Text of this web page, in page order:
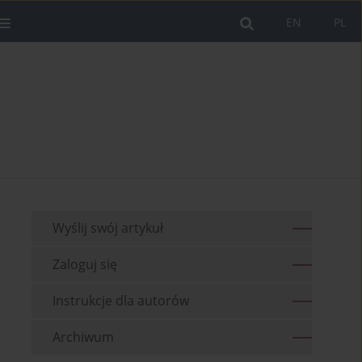
PL
EN
Wyślij swój artykuł
Zaloguj się
Instrukcje dla autorów
Archiwum